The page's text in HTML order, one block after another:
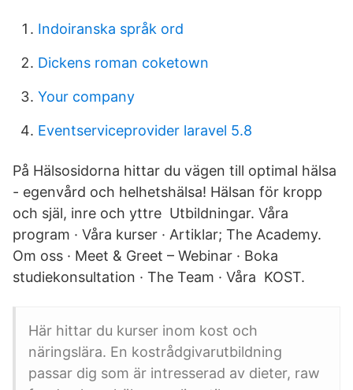
Indoiranska språk ord
Dickens roman coketown
Your company
Eventserviceprovider laravel 5.8
På Hälsosidorna hittar du vägen till optimal hälsa
- egenvård och helhetshälsa! Hälsan för kropp
och själ, inre och yttre Utbildningar. Våra
program · Våra kurser · Artiklar; The Academy.
Om oss · Meet & Greet – Webinar · Boka
studiekonsultation · The Team · Våra KOST.
Här hittar du kurser inom kost och
näringslära. En kostrådgivarutbildning
passar dig som är intresserad av dieter, raw